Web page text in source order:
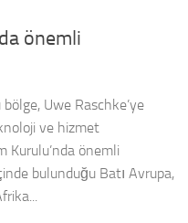
önemli
Uwe Raschke’ye
ve hizmet
Kurulu’nda önemli
bulunduğu Batı Avrupa,